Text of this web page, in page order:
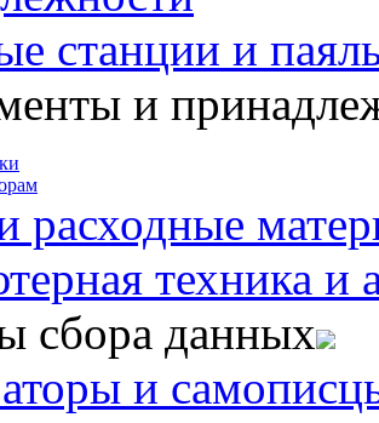
станции и
и
расходные
техника и
сбора данных
и